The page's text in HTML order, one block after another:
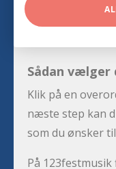
Sådan vælger
Klik på en
næste step kan
som du ønsker
På